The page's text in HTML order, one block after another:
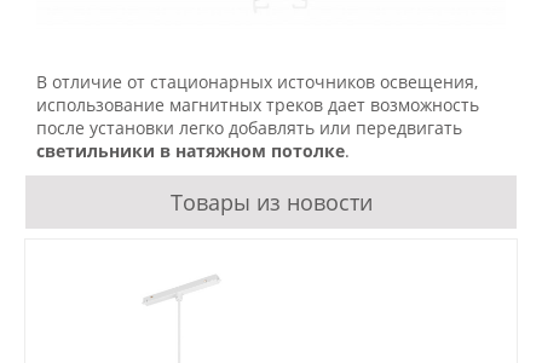
В отличие от стационарных источников освещения,
использование магнитных треков дает возможность
после установки легко добавлять или передвигать
светильники в натяжном потолке.
Товары из новости